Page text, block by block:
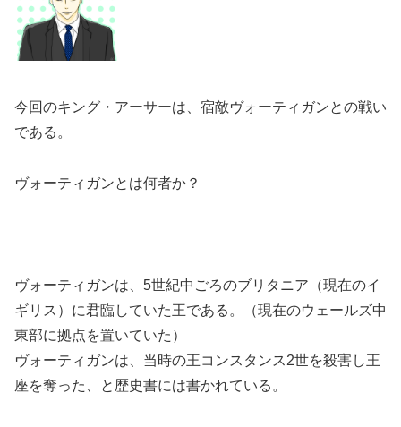
今回のキング・アーサーは、宿敵ヴォーティガンとの戦い
である。
ヴォーティガンとは何者か？
ヴォーティガンは、5世紀中ごろのブリタニア（現在のイ
ギリス）に君臨していた王である。（現在のウェールズ中
東部に拠点を置いていた）
ヴォーティガンは、当時の王コンスタンス2世を殺害し王
座を奪った、と歴史書には書かれている。